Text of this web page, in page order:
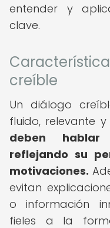
entender y
clave.
creíble
Un diálogo
fluido, relevante
deben
reflejando su
motivaciones.
evitan
o información
fieles a la